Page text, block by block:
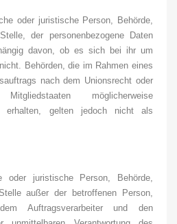
oder juristische Person, Behörde,
der personenbezogene Daten
davon, ob es sich bei ihr um
Behörden, die im Rahmen eines
nach dem Unionsrecht oder
möglicherweise
erhalten, gelten jedoch nicht als
oder juristische Person, Behörde,
außer der betroffenen Person,
Auftragsverarbeiter und den